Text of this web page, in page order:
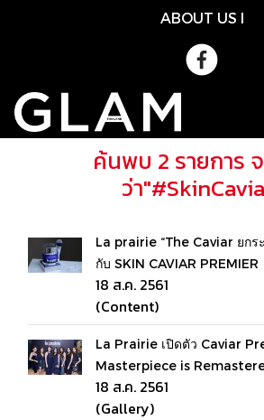
ABOUT US l
ค้นพบ 2 รายการ
ว่า
La prairie “The Caviar ยกร
กับ SKIN CAVIAR PREMIER
18 ส.ค. 2561
(Content)
La Prairie เปิดตัว Caviar
Masterpiece is
18 ส.ค. 2561
(Gallery)